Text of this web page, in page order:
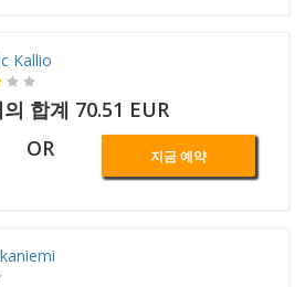
Kallio
합계 70.51 EUR
OR 지금 예약